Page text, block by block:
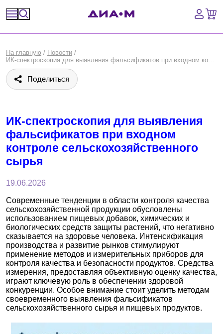
Оборудование, приборы
Расходные материалы, пластик, стекло
Предметный указатель
Библиотека
Войти
Сравнение
Казань
О компании
Новости
На главную / Новости /
ИК-спектроскопия для выявления фальсификатов при входном контроле сельскохозяйственного сырья
Поделиться
ИК-спектроскопия для выявления
фальсификатов при входном
контроле сельскохозяйственного
сырья
19.06.2026
Современные тенденции в области контроля качества
сельскохозяйственной продукции обусловлены
использованием пищевых добавок, химических и
биологических средств защиты растений, что негативно
сказывается на здоровье человека. Интенсификация
производства и развитие рынков стимулируют
применение методов и измерительных приборов для
контроля качества и безопасности продуктов. Средства
измерения, предоставляя объективную оценку качества,
играют ключевую роль в обеспечении здоровой
конкуренции. Особое внимание стоит уделить методам
своевременного выявления фальсификатов
сельскохозяйственного сырья и пищевых продуктов.